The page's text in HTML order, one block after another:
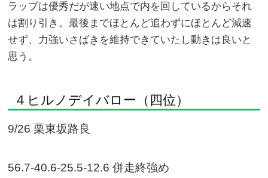
ラップは優秀だが速い地点で内を回しているからそれ
は割り引き。最後までほとんど追わずにほとんど減速
せず、力強いさばきを維持できていたし動きは良いと
思う。
４ヒルノデイバロー（四位）
9/26 栗東坂路良
56.7-40.6-25.5-12.6 併走終強め